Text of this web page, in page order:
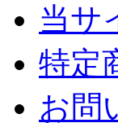
当サ
特定
お問